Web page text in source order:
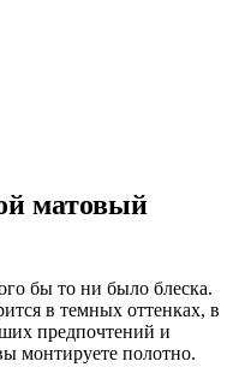
матовый
бы то ни было блеска.
в темных оттенках, в
предпочтений и
монтируете полотно.